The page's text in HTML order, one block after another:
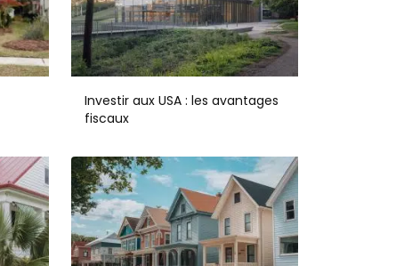
Investir aux USA : les avantages
fiscaux